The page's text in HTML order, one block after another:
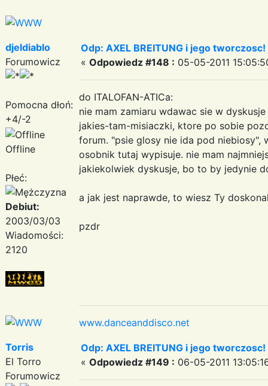
djeldiablo
Forumowicz
Pomocna dłoń:
+4/-2
Offline
Płeć:
Debiut:
2003/03/03
Wiadomości:
2120
Odp: AXEL BREITUNG i jego
« Odpowiedz #148 : 05-05-2011
do ITALOFAN-ATICa:
nie mam zamiaru wdawac sie w
jakies-tam-misiaczki, ktore po sobie
forum. "psie glosy nie ida pod
osobnik tutaj wypisuje. nie mam
jakiekolwiek dyskusje, bo to by jedynie
a jak jest naprawde, to wiesz Ty
pzdr
www.danceanddisco.net
Torris
El Torro
Forumowicz
Odp: AXEL BREITUNG i jego
« Odpowiedz #149 : 06-05-2011